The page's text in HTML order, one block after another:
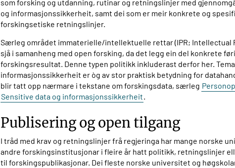
som forsking og utdanning, rutinar og retningslinjer med
og informasjonssikkerheit, samt dei som er meir konkrete og
forskingsetiske retningslinjer.
Særleg området immaterielle/intellektuelle rettar (IPR; Intellectual
sjå i samanheng med open forsking, da det legg ein del konkrete
forskingsresultat. Denne typen politikk inkluderast derfor her.
informasjonssikkerheit er òg av stor praktisk betydning for
blir tatt opp nærmare i tekstane om forskingsdata, særleg
Sensitive data og informasjonssikkerheit.
Publisering og open tilgang
I tråd med krav og retningslinjer frå regjeringa har mange norske
andre forskingsinstitusjonar i fleire år hatt politikk, retningslinjer
til forskingspublikasjonar. Dei fleste norske universitet og